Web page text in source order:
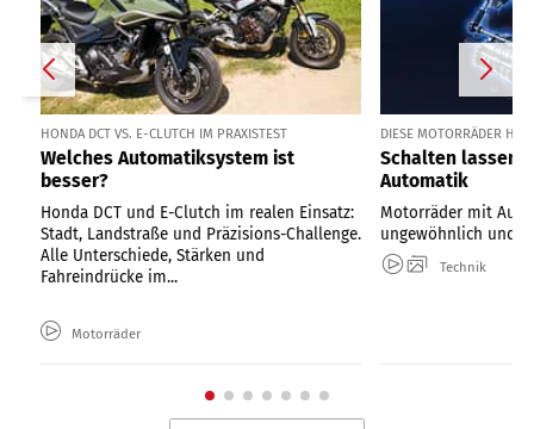
HONDA DCT VS. E-CLUTCH IM PRAXISTEST
Welches Automatiksystem ist
besser?
Honda DCT und E-Clutch im realen Einsatz:
Stadt, Landstraße und Präzisions-Challenge.
Alle Unterschiede, Stärken und
Fahreindrücke im...
Motorräder
DIESE MOTORRÄDER
Schalten lassen
Automatik
Motorräder mit
ungewöhnlich und
Technik